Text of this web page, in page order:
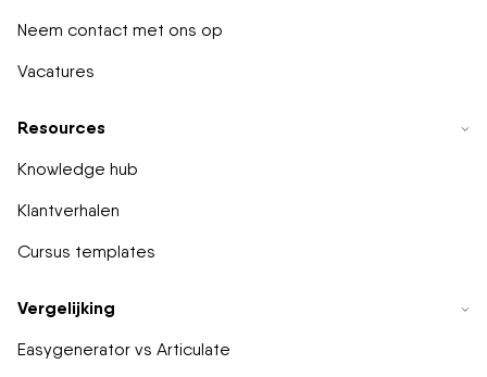
Neem contact met ons op
Vacatures
Resources
Knowledge hub
Klantverhalen
Cursus templates
Vergelijking
Easygenerator vs Articulate